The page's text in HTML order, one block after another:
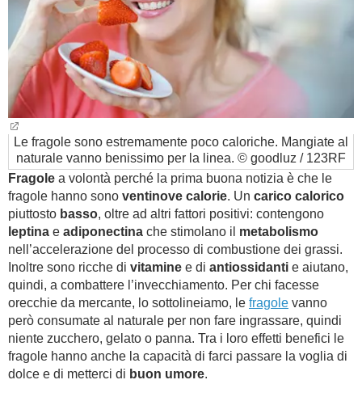
Le fragole sono estremamente poco caloriche. Mangiate al
naturale vanno benissimo per la linea. © goodluz / 123RF
Fragole a volontà perché la prima buona notizia è che le
fragole hanno sono ventinove calorie. Un carico calorico
piuttosto basso, oltre ad altri fattori positivi: contengono
leptina e adiponectina che stimolano il metabolismo
nell’accelerazione del processo di combustione dei grassi.
Inoltre sono ricche di vitamine e di antiossidanti e aiutano,
quindi, a combattere l’invecchiamento. Per chi facesse
orecchie da mercante, lo sottolineiamo, le fragole vanno
però consumate al naturale per non fare ingrassare, quindi
niente zucchero, gelato o panna. Tra i loro effetti benefici le
fragole hanno anche la capacità di farci passare la voglia di
dolce e di metterci di buon umore.